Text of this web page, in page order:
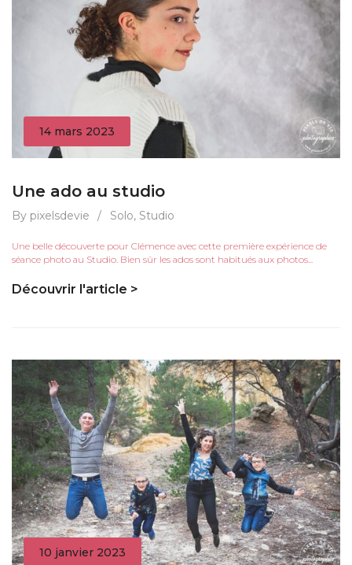
14 mars 2023
Une ado au studio
By pixelsdevie / Solo, Studio
Une belle découverte pour Clémence avec cette première expérience de
séance photo au Studio. Bien sûr les ados sont habitués aux photos...
Découvrir l'article >
10 janvier 2023